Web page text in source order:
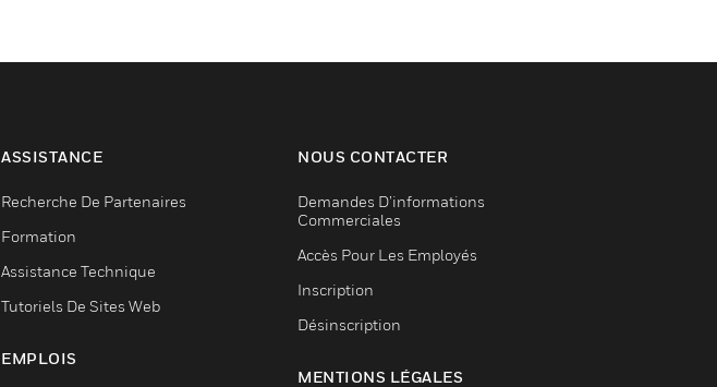
ASSISTANCE
Recherche De Partenaires
Formation
Assistance Technique
Tutoriels De Sites Web
EMPLOIS
NOUS CONTACTER
Demandes D’informations
Commerciales
Accès Pour Les Employés
Inscription
Désinscription
MENTIONS LÉGALES